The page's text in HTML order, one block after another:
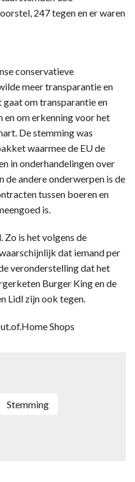
247 tegen en er waren
conservatieve
meer transparantie en
om transparantie en
om erkenning voor het
De stemming was
waarmee de EU de
in onderhandelingen over
de andere onderwerpen is de
tussen boeren en
is.
is het volgens de
dat iemand per
veronderstelling dat het
Burger King en de
Lidl zijn ook tegen.
Shops
stemming